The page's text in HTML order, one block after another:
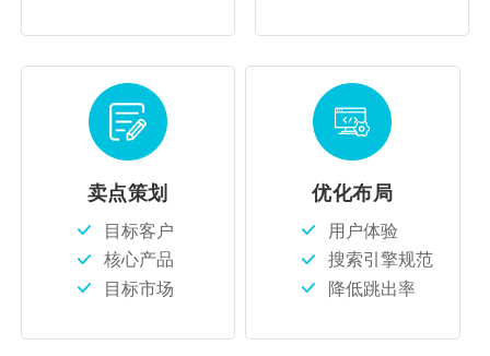
卖点策划
目标客户
核心产品
目标市场
优化布局
用户体验
搜索引擎规范
降低跳出率